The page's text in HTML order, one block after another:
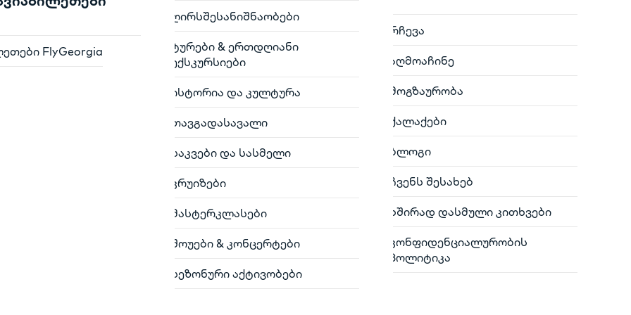
FlyGeorgia
ღირსშესანიშნაობები
ტურები & ერთდღიანი
ექსკურსიები
ისტორია და კულტურა
თავგადასავალი
საკვები და სასმელი
კრუიზები
მასტერკლასები
შოუები & კონცერტები
სეზონური აქტივობები
რჩევა
აღმოაჩინე
მოგზაურობა
ქალაქები
ბლოგი
ჩვენს შესახებ
ხშირად დასმული კითხვები
კონფიდენციალურობის
პოლიტიკა